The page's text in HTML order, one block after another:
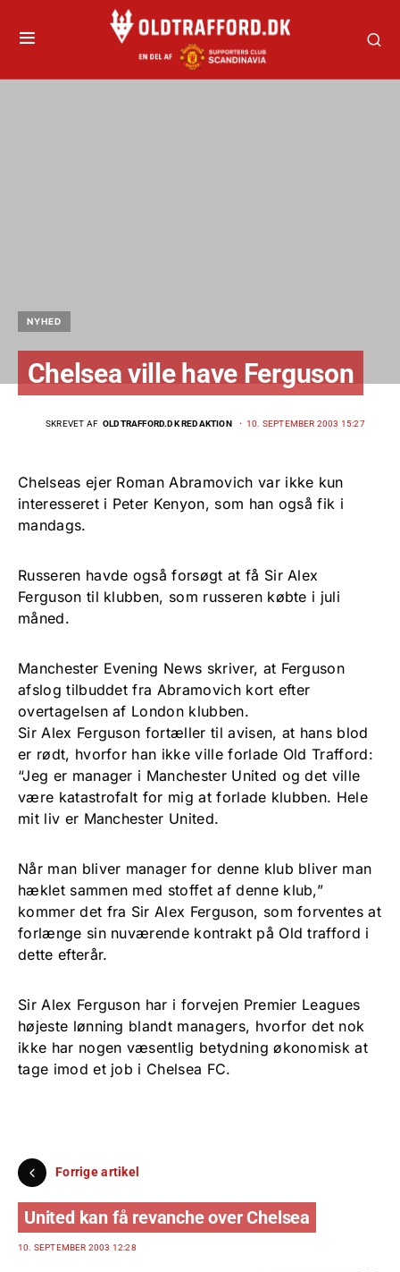
NYHED
Chelsea ville have Ferguson
SKREVET AF OLDTRAFFORD.DK REDAKTION 10. SEPTEMBER 2003 15:27
Chelseas ejer Roman Abramovich var ikke kun
interesseret i Peter Kenyon, som han også fik i
mandags.
Russeren havde også forsøgt at få Sir Alex
Ferguson til klubben, som russeren købte i juli
måned.
Manchester Evening News skriver, at Ferguson
afslog tilbuddet fra Abramovich kort efter
overtagelsen af London klubben.
Sir Alex Ferguson fortæller til avisen, at hans blod
er rødt, hvorfor han ikke ville forlade Old Trafford:
“Jeg er manager i Manchester United og det ville
være katastrofalt for mig at forlade klubben. Hele
mit liv er Manchester United.
Når man bliver manager for denne klub bliver man
hæklet sammen med stoffet af denne klub,”
kommer det fra Sir Alex Ferguson, som forventes at
forlænge sin nuværende kontrakt på Old trafford i
dette efterår.
Sir Alex Ferguson har i forvejen Premier Leagues
højeste lønning blandt managers, hvorfor det nok
ikke har nogen væsentlig betydning økonomisk at
tage imod et job i Chelsea FC.
Forrige artikel
United kan få revanche over Chelsea
10. SEPTEMBER 2003 12:28